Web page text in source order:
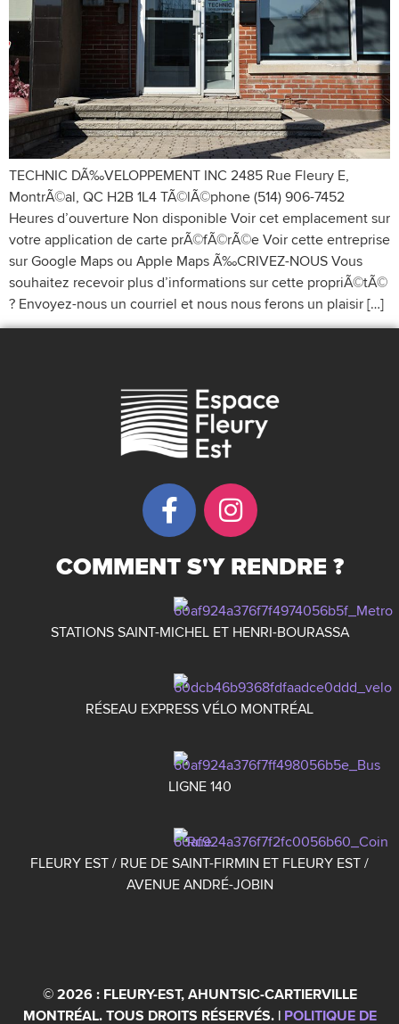
TECHNIC DÃ‰VELOPPEMENT INC 2485 Rue Fleury E,
MontrÃ©al, QC H2B 1L4 TÃ©lÃ©phone (514) 906-7452
Heures d’ouverture Non disponible Voir cet emplacement sur
votre application de carte prÃ©fÃ©rÃ©e Voir cette entreprise
sur Google Maps ou Apple Maps Ã‰CRIVEZ-NOUS Vous
souhaitez recevoir plus d’informations sur cette propriÃ©tÃ©
? Envoyez-nous un courriel et nous nous ferons un plaisir […]
COMMENT S'Y RENDRE ?
STATIONS SAINT-MICHEL ET HENRI-BOURASSA
RÉSEAU EXPRESS VÉLO MONTRÉAL
LIGNE 140
FLEURY EST / RUE DE SAINT-FIRMIN ET FLEURY EST /
AVENUE ANDRÉ-JOBIN
© 2026 : FLEURY-EST, AHUNTSIC-CARTIERVILLE
MONTRÉAL. TOUS DROITS RÉSERVÉS. | POLITIQUE DE